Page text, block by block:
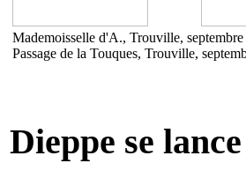
Mademoisselle d'A., Trouville, septembre
Passage de la Touques, Trouville,
Dieppe se